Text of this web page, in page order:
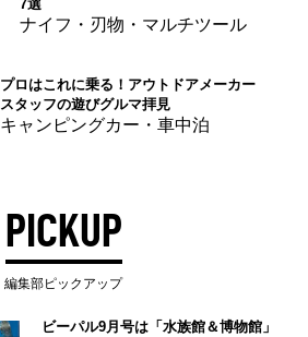
7選
ナイフ・刃物・マルチツール
プロはこれに乗る！アウトドアメーカー
スタッフの遊びグルマ拝見
キャンピングカー・車中泊
PICKUP
編集部ピックアップ
ビーパル9月号は「水族館＆博物館」